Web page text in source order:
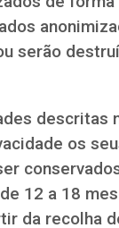
serão
descritas
os
12 a 18
da recolha